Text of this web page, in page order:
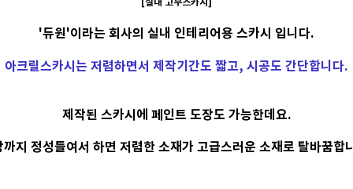
'듀원'이라는 회사의 실내 인테리어용 스카시 입니다.
아크릴스카시는 저렴하면서 제작기간도 짧고, 시공도 간단합니다.
제작된 스카시에 페인트 도장도 가능한데요.
까지 정성들여서 하면 저렴한 소재가 고급스러운 소재로 탈바꿈합